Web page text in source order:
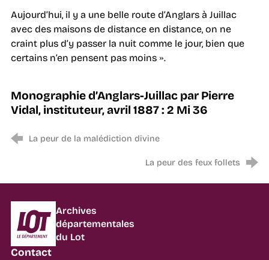
Aujourd’hui, il y a une belle route d’Anglars à Juillac
avec des maisons de distance en distance, on ne
craint plus d’y passer la nuit comme le jour, bien que
certains n’en pensent pas moins ».
Monographie d’Anglars-Juillac par Pierre
Vidal, instituteur, avril 1887 : 2 Mi 36
La peur de la malédiction divine
La peur des feux follets
Département du Lot
Archives
départementales
du Lot
Contact